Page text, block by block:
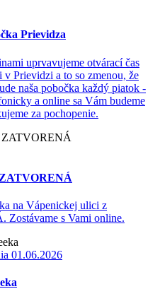
Prievidza
uprvavujeme otvárací čas
Prievidzi a to so zmenou, že
naša pobočka každý piatok -
a online sa Vám budeme
za pochopenie.
ZATVORENÁ
na Vápenickej ulici z
s Vami online.
01.06.2026